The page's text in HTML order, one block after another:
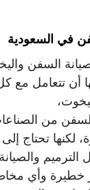
في السعودية
السفن
أن تتعامل مع
من
لكنها تحتاج
الترميم
خطيرة وأي